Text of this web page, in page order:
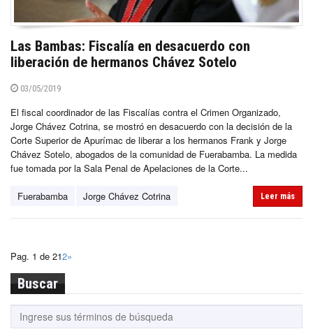
Las Bambas: Fiscalía en desacuerdo con
liberación de hermanos Chávez Sotelo
03/05/2019
El fiscal coordinador de las Fiscalías contra el Crimen Organizado,
Jorge Chávez Cotrina, se mostró en desacuerdo con la decisión de la
Corte Superior de Apurímac de liberar a los hermanos Frank y Jorge
Chávez Sotelo, abogados de la comunidad de Fuerabamba. La medida
fue tomada por la Sala Penal de Apelaciones de la Corte...
Fuerabamba Jorge Chávez Cotrina Leer más
Pag. 1 de 212»
Buscar